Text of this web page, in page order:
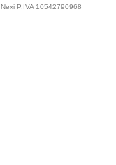
P.IVA 10542790968